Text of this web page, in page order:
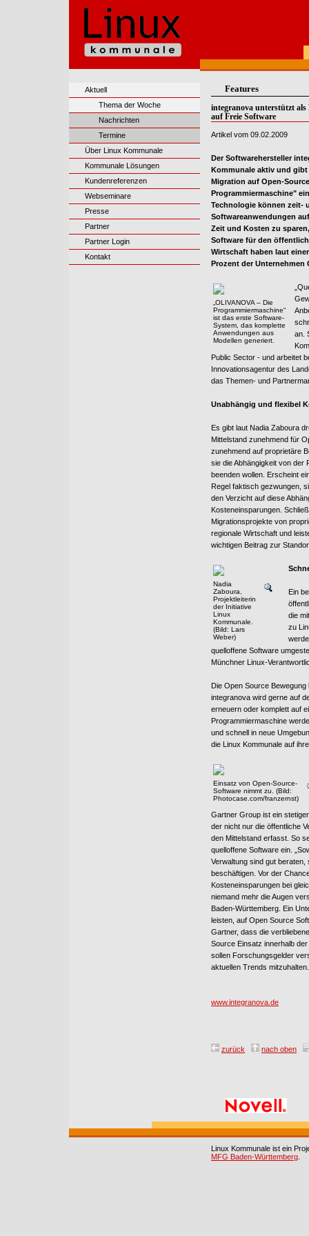
Aktuell
Thema der Woche
Nachrichten
Termine
Über Linux Kommunale
Kommunale Lösungen
Kundenreferenzen
Webseminare
Presse
Partner
Partner Login
Kontakt
Features
integranova unterstützt
auf Freie Software
Artikel vom 09.02.2009
Der Softwarehersteller
Kommunale aktiv und
Migration auf Open-
Programmiermaschine"
Technologie können zeit-
Softwareanwendungen
Zeit und Kosten zu
Software für den
Wirtschaft haben laut
Prozent der Unternehmen
„OLIVANOVA – Die
Programmiermaschine“
ist das erste Software-
System, das komplette
Anwendungen aus
Modellen generiert.
an.
Public Sector - und arbeitet
Innovationsagentur des
das Themen- und
Unabhängig und flexibel
Es gibt laut Nadia Zaboura
Mittelstand zunehmend für
zunehmend auf proprietäre
sie die Abhängigkeit von der
beenden wollen. Erscheint
Regel faktisch gezwungen,
den Verzicht auf diese
Kosteneinsparungen.
Migrationsprojekte von
regionale Wirtschaft und
wichtigen Beitrag zur
Nadia
Zaboura,
Projektleiterin
der Initiative
Linux
Kommunale.
(Bild: Lars
Weber)
Ein
die
zu
quelloffene Software
Münchner Linux-
Die Open Source
integranova wird gerne auf
erneuern oder komplett auf
Programmiermaschine
und schnell in neue
die Linux Kommunale auf
Einsatz von Open-Source-
Software nimmt zu. (Bild:
Photocase.com/franzernst)
Gartner Group ist ein
der nicht nur die öffentliche
den Mittelstand erfasst. So
quelloffene Software ein.
Verwaltung sind gut
beschäftigen. Vor der
Kosteneinsparungen bei
niemand mehr die Augen
Baden-Württemberg. Ein
leisten, auf Open Source
Gartner, dass die
Source Einsatz innerhalb
sollen Forschungsgelder
aktuellen Trends mitzuhalten.
www.integranova.de
zurück nach oben
Linux Kommunale ist ein
MFG Baden-Württemberg